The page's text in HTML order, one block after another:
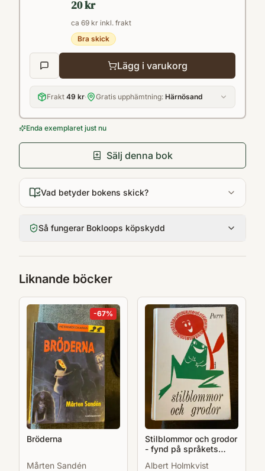
20 kr
ca 69 kr inkl. frakt
Bra skick
Lägg i varukorg
Frakt 49 kr· Gratis upphämtning: Härnösand
Enda exemplaret just nu
Sälj denna bok
Vad betyder bokens skick?
Så fungerar Bokloops köpskydd
Liknande böcker
-67%
Bröderna
Mårten Sandén
Stilblommor och grodor
- fynd på språkets
Albert Holmkvist